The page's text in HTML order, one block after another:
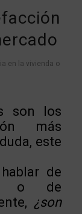
en la vivienda o
son los
más
este
de
o de
¿son